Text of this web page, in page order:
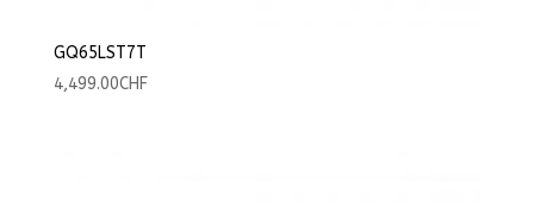
GQ65LST7T
4,499.00CHF